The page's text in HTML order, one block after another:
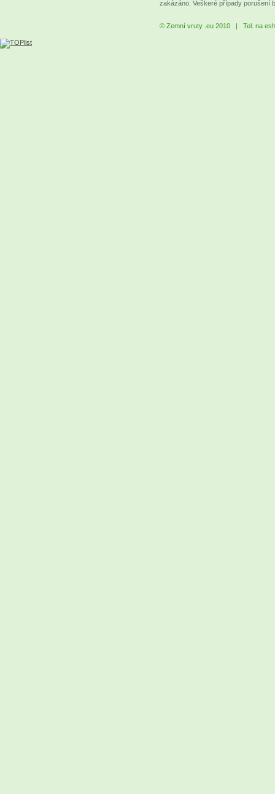
zakázáno. Veškeré případy porušení
© Zemní vruty .eu 2010 | Tel. na